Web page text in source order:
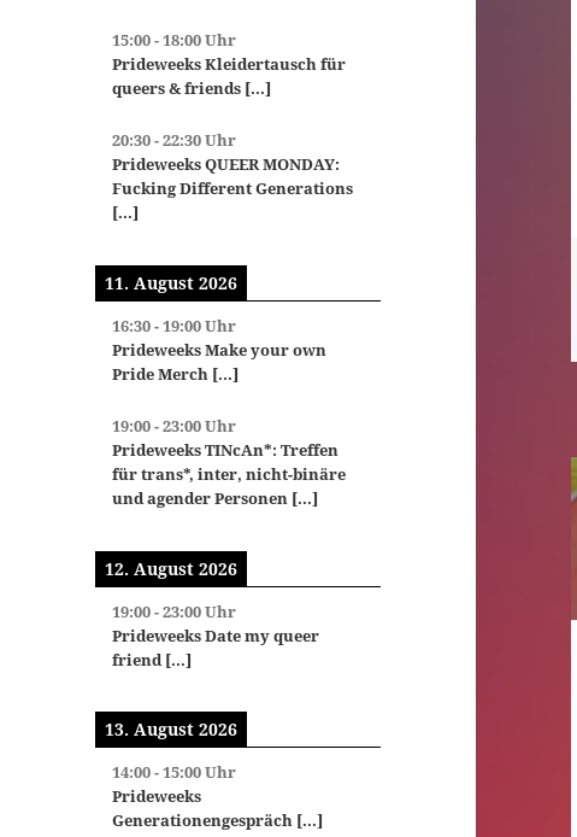
15:00-18:00Uhr
Prideweeks Kleidertausch für
queers & friends [...]
20:30-22:30Uhr
Prideweeks QUEER MONDAY:
Fucking Different Generations
[...]
11. August 2026
16:30-19:00Uhr
Prideweeks Make your own
Pride Merch [...]
19:00-23:00Uhr
Prideweeks TINcAn*: Treffen
für trans*, inter, nicht-binäre
und agender Personen [...]
12. August 2026
19:00-23:00Uhr
Prideweeks Date my queer
friend[...]
13. August 2026
14:00-15:00Uhr
Prideweeks
Generationengespräch [...]